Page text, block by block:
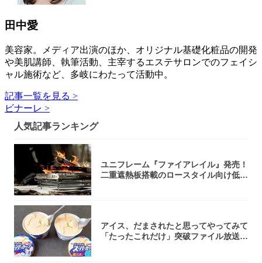
田中愛
美容家。メディア出演のほか、オリジナル基礎化粧品の開発
や美肌講師、執筆活動、主宰するエステサロンでのフェイシ
ャル施術など、多岐にわたって活動中。
記事一覧を見る >
ビナーレ >
人気記事ランキング
ユニフレーム『ファイアレイル』発売！
二重遮熱板搭載のロースタイル向け低型
アイス、だまされたと思ってやってみて
「たったこれだけ」突破ファイル放送で